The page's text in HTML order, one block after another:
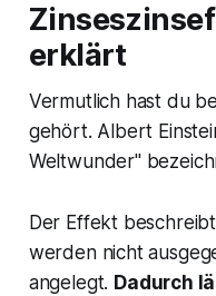
erklärt
Vermutlich hast du
gehört. Albert
Weltwunder"
Der Effekt
werden nicht
angelegt. Dadurch